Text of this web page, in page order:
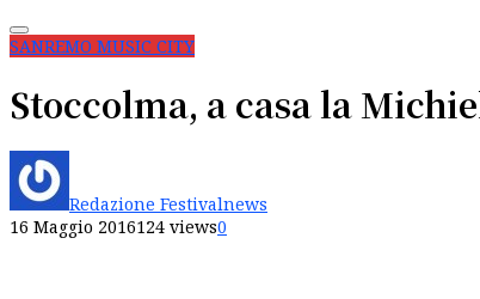
SANREMO MUSIC CITY
Stoccolma, a casa la
Redazione Festivalnews
16 Maggio 2016124 views0